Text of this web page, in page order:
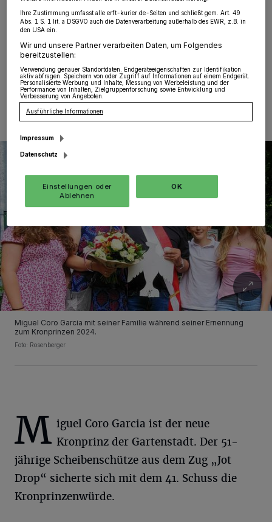
Wevelinghoven·Bei besten Wetterbedingungen hat
der Bürger-Schützen-Verein Wevelinghoven seinen
traditionellen Königsvogelschuss abgehalten.
12.07.2024 , 10:37 Uhr Eine Minute Lesezeit
Miguel Coro Garcia mit seiner Familie während seiner Ernennung
zum Kronprinzen 2024.
Foto: Rosenberger
M iguel Coro Garcia ist der neue
Kronprinz der Gartenstadt. Der 51-
jährige Scheibenschütze aus dem Zug „Jot
Drop“ sicherte sich mit dem 41. Schuss die
Kronprinzenwürde.
Ihre Zustimmung umfasst alle erft-kurier.de-Seiten und schließt gem. Art. 49
Abs. 1 S. 1 lit. a DSGVO auch die Datenverarbeitung außerhalb des EWR, z.B. in
den USA ein.
Wir und unsere Partner verarbeiten Daten, um Folgendes
bereitzustellen:
Verwendung genauer Standortdaten. Endgeräteeigenschaften zur Identifikation
aktiv abfragen. Speichern von oder Zugriff auf Informationen auf einem Endgerät.
Personalisierte Werbung und Inhalte, Messung von Werbeleistung und der
Performance von Inhalten, Zielgruppenforschung sowie Entwicklung und
Verbesserung von Angeboten.
Ausführliche Informationen
Impressum
Datenschutz
Einstellungen oder
Ablehnen
OK